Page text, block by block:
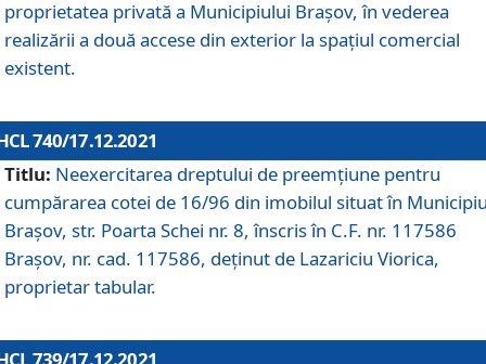
proprietatea privată a Municipiului Brașov, în vederea
realizării a două accese din exterior la spațiul comercial
existent.
740/17.12.2021
Titlu: Neexercitarea dreptului de preemţiune pentru
cumpărarea cotei de 16/96 din imobilul situat în
Braşov, str. Poarta Schei nr. 8, înscris în C.F. nr. 117586
Brașov, nr. cad. 117586, deținut de Lazariciu Viorica,
proprietar tabular.